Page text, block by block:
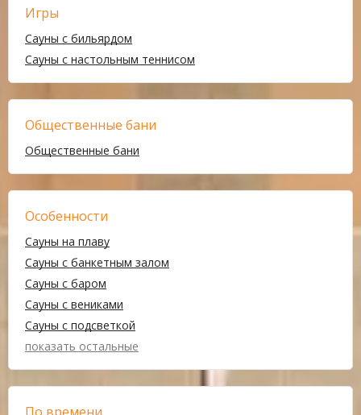
Игры
Сауны с бильярдом
Сауны с настольным теннисом
Общественные бани
Общественные бани
Особенности
Сауны на плаву
Сауны с банкетным залом
Сауны с баром
Сауны с вениками
Сауны с подсветкой
показать остальные